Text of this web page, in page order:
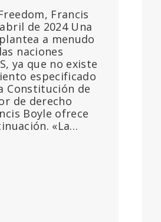
Francis
de 2024 Una
a menudo
naciones
ya que no existe
especificado
Constitución de
de derecho
Boyle ofrece
«La…